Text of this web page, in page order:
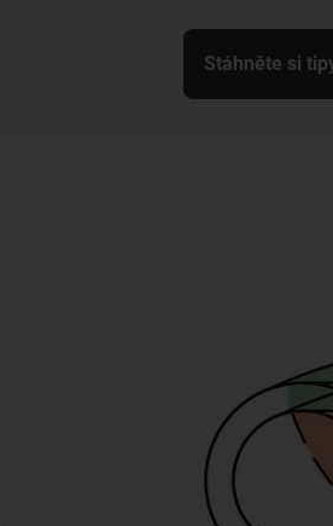
Stáhněte si